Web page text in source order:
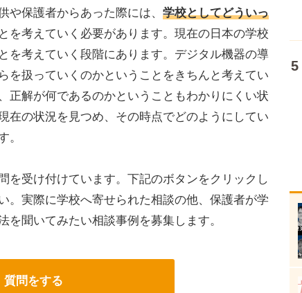
や保護者からあった際には、 学校としてどういっ
を考えていく必要があります。現在の日本の学校
を考えていく段階にあります。デジタル機器の導
を扱っていくのかということをきちんと考えてい
正解が何であるのかということもわかりにくい状
在の状況を見つめ、その時点でどのようにしてい
。
受け付けています。下記のボタンをクリックし
。実際に学校へ寄せられた相談の他、保護者が学
聞いてみたい相談事例を募集します。
質問をする